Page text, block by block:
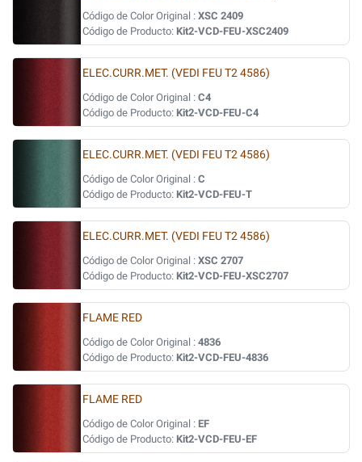
Código de Color Original : XSC 2409
Código de Producto: Kit2-VCD-FEU-XSC2409
ELEC.CURR.MET. (VEDI FEU T2 4586)
Código de Color Original : C4
Código de Producto: Kit2-VCD-FEU-C4
ELEC.CURR.MET. (VEDI FEU T2 4586)
Código de Color Original : C
Código de Producto: Kit2-VCD-FEU-T
ELEC.CURR.MET. (VEDI FEU T2 4586)
Código de Color Original : XSC 2707
Código de Producto: Kit2-VCD-FEU-XSC2707
FLAME RED
Código de Color Original : 4836
Código de Producto: Kit2-VCD-FEU-4836
FLAME RED
Código de Color Original : EF
Código de Producto: Kit2-VCD-FEU-EF